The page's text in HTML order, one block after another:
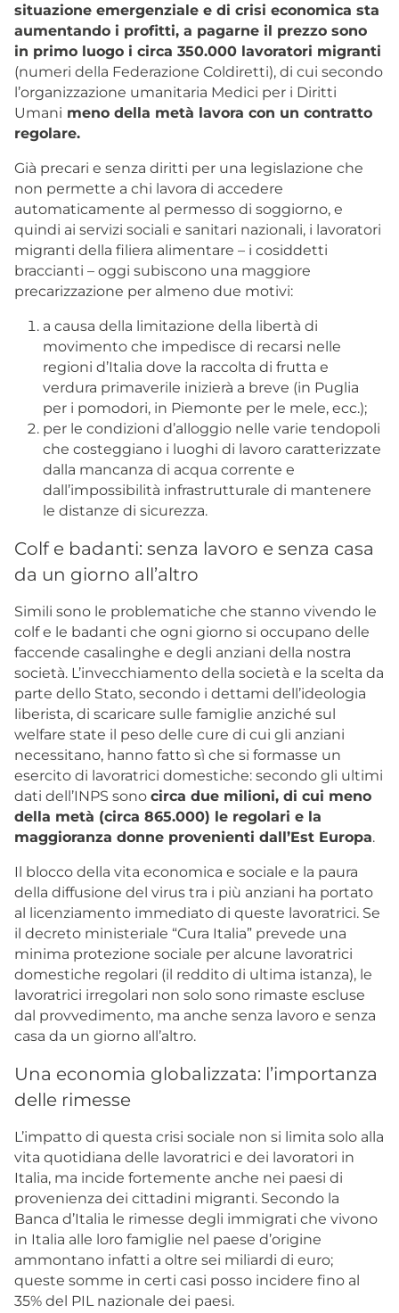
situazione emergenziale e di crisi economica sta
aumentando i profitti, a pagarne il prezzo sono
in primo luogo i circa 350.000 lavoratori migranti
(numeri della Federazione Coldiretti), di cui secondo
l’organizzazione umanitaria Medici per i Diritti
Umani meno della metà lavora con un contratto
regolare.
Già precari e senza diritti per una legislazione che
non permette a chi lavora di accedere
automaticamente al permesso di soggiorno, e
quindi ai servizi sociali e sanitari nazionali, i lavoratori
migranti della filiera alimentare – i cosiddetti
braccianti – oggi subiscono una maggiore
precarizzazione per almeno due motivi:
a causa della limitazione della libertà di
movimento che impedisce di recarsi nelle
regioni d’Italia dove la raccolta di frutta e
verdura primaverile inizierà a breve (in Puglia
per i pomodori, in Piemonte per le mele, ecc.);
per le condizioni d’alloggio nelle varie tendopoli
che costeggiano i luoghi di lavoro caratterizzate
dalla mancanza di acqua corrente e
dall’impossibilità infrastrutturale di mantenere
le distanze di sicurezza.
Colf e badanti: senza lavoro e senza casa
da un giorno all’altro
Simili sono le problematiche che stanno vivendo le
colf e le badanti che ogni giorno si occupano delle
faccende casalinghe e degli anziani della nostra
società. L’invecchiamento della società e la scelta da
parte dello Stato, secondo i dettami dell’ideologia
liberista, di scaricare sulle famiglie anziché sul
welfare state il peso delle cure di cui gli anziani
necessitano, hanno fatto sì che si formasse un
esercito di lavoratrici domestiche: secondo gli ultimi
dati dell’INPS sono circa due milioni, di cui meno
della metà (circa 865.000) le regolari e la
maggioranza donne provenienti dall’Est Europa.
Il blocco della vita economica e sociale e la paura
della diffusione del virus tra i più anziani ha portato
al licenziamento immediato di queste lavoratrici. Se
il decreto ministeriale “Cura Italia” prevede una
minima protezione sociale per alcune lavoratrici
domestiche regolari (il reddito di ultima istanza), le
lavoratrici irregolari non solo sono rimaste escluse
dal provvedimento, ma anche senza lavoro e senza
casa da un giorno all’altro.
Una economia globalizzata: l’importanza
delle rimesse
L’impatto di questa crisi sociale non si limita solo alla
vita quotidiana delle lavoratrici e dei lavoratori in
Italia, ma incide fortemente anche nei paesi di
provenienza dei cittadini migranti. Secondo la
Banca d’Italia le rimesse degli immigrati che vivono
in Italia alle loro famiglie nel paese d’origine
ammontano infatti a oltre sei miliardi di euro;
queste somme in certi casi posso incidere fino al
35% del PIL nazionale dei paesi.